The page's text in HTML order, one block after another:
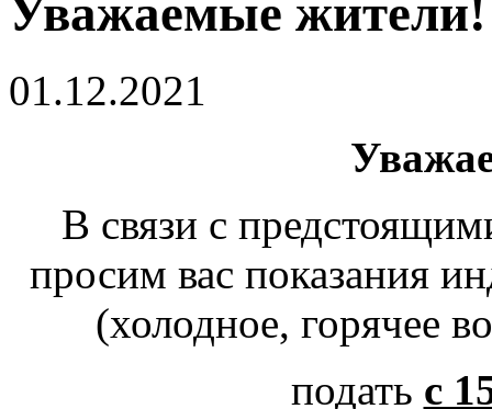
Уважаемые жители!
01.12.2021
В связи с
просим вас показания
(холодное, горячее
подать с